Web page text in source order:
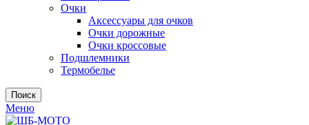
Очки
Аксессуары для очков
Очки дорожные
Очки кроссовые
Подшлемники
Термобелье
Поиск
Меню